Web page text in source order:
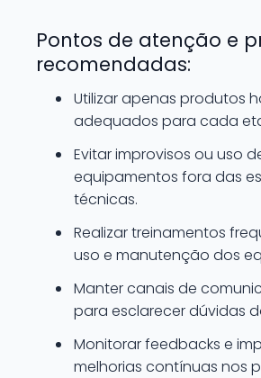
Pontos de atenção e
recomendadas:
Utilizar apenas produtos
adequados para cada
Evitar improvisos ou uso
equipamentos fora das
técnicas.
Realizar treinamentos
uso e manutenção dos
Manter canais de
para esclarecer dúvidas
Monitorar feedbacks e
melhorias contínuas nos